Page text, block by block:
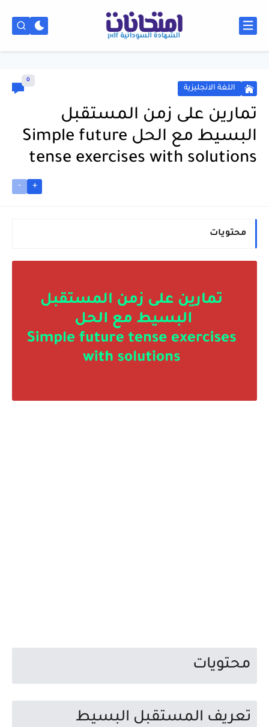
اللغة الانجليزية
0
تمارين على زمن المستقبل
البسيط مع الحل Simple future
tense exercises with solutions
+
-
محتويات
محتويات
تعريف المستقبل البسيط